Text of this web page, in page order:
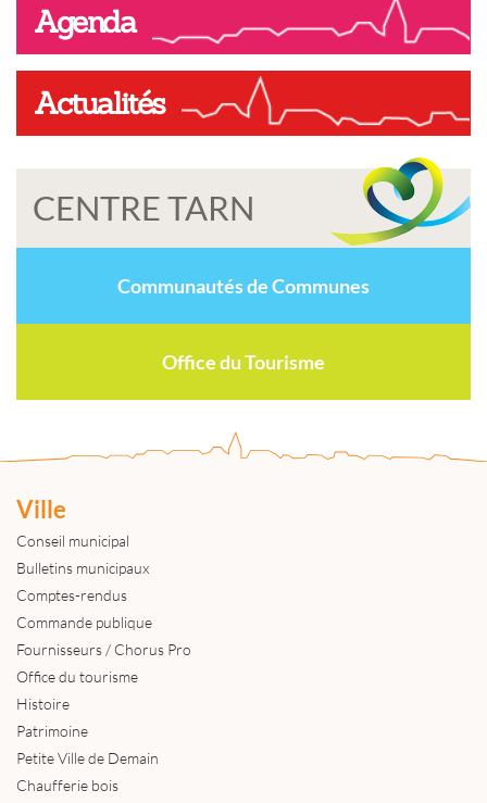
Agenda
Actualités
CENTRE TARN
Communautés de Communes
Office du Tourisme
Ville
Conseil municipal
Bulletins municipaux
Comptes-rendus
Commande publique
Fournisseurs / Chorus Pro
Office du tourisme
Histoire
Patrimoine
Petite Ville de Demain
Chaufferie bois